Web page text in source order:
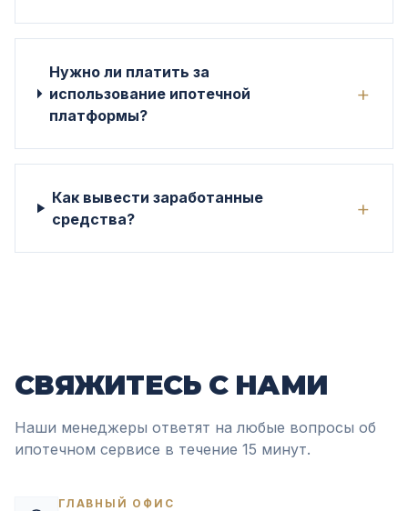
Нужно ли платить за
использование ипотечной
платформы?
+
Как вывести заработанные
средства?
+
СВЯЖИТЕСЬС НАМИ
Наши менеджеры ответят на любые вопросы об
ипотечном сервисе в течение 15 минут.
ГЛАВНЫЙ ОФИС